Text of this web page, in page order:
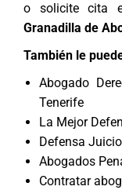
o solicite cita
Granadilla de
También le
Abogado
Tenerife
La Mejor
Defensa
Abogados
Contratar